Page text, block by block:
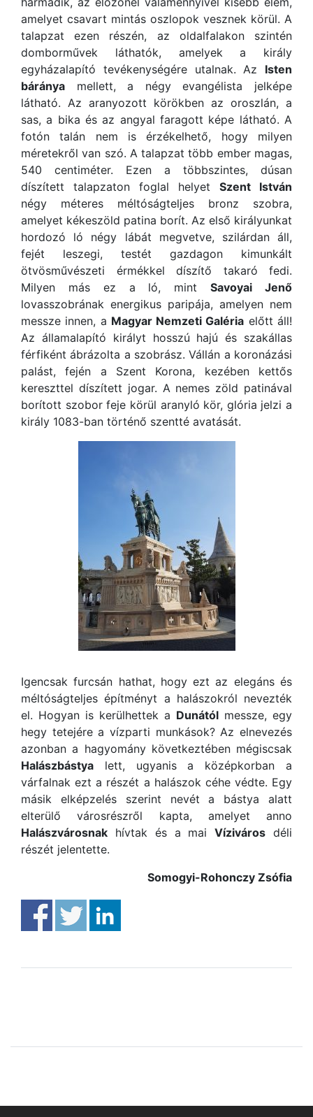
amelyet csavart mintás oszlopok vesznek körül. A
talapzat ezen részén, az oldalfalakon szintén
domborművek láthatók, amelyek a király
egyházalapító tevékenységére utalnak. Az Isten
báránya mellett, a négy evangélista jelképe
látható. Az aranyozott körökben az oroszlán, a
sas, a bika és az angyal faragott képe látható. A
fotón talán nem is érzékelhető, hogy milyen
méretekről van szó. A talapzat több ember magas,
540 centiméter. Ezen a többszintes, dúsan
díszített talapzaton foglal helyet Szent István
négy méteres méltóságteljes bronz szobra,
amelyet kékeszöld patina borít. Az első királyunkat
hordozó ló négy lábát megvetve, szilárdan áll,
fejét leszegi, testét gazdagon kimunkált
ötvösművészeti érmékkel díszítő takaró fedi.
Milyen más ez a ló, mintSavoyai Jenő
lovasszobrának energikus paripája, amelyen nem
messze innen, a Magyar Nemzeti Galéria előtt áll!
Az államalapító királyt hosszú hajú és szakállas
férfiként ábrázolta a szobrász. Vállán a koronázási
palást, fején a Szent Korona, kezében kettős
kereszttel díszített jogar. A nemes zöld patinával
borított szobor feje körül aranyló kör, glória jelzi a
király 1083-ban történő szentté avatását.
Igencsak furcsán hathat, hogy ezt az elegáns és
méltóságteljes építményt a halászokról nevezték
el. Hogyan is kerülhettek a Dunától messze, egy
hegy tetejére a vízparti munkások? Az elnevezés
azonban a hagyomány következtében mégiscsak
Halászbástya lett, ugyanis a középkorban a
várfalnak ezt a részét a halászok céhe védte. Egy
másik elképzelés szerint nevét a bástya alatt
elterülő városrészről kapta, amelyet anno
Halászvárosnak hívtak és a maiVíziváros déli
részét jelentette.
Somogyi-Rohonczy Zsófia